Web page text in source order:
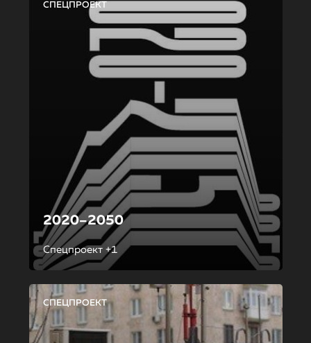
СПЕЦПРОЕКТ
2020–2050
Спецпроект +1
СПЕЦПРОЕКТ